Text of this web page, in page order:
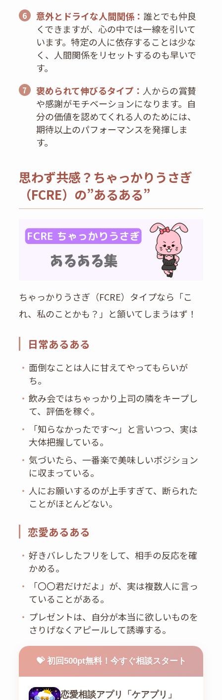
6 意外とドライな人間関係： 誰とでも仲良
くできますが、心の中では一線を引いて
います。特定の人に依存することは少な
く、人間関係をリセットするのも早いで
す。
7 褒められて伸びるタイプ： 人からの賞賛
や感謝がモチベーションになります。自
分の価値を認めてくれる人のためには、
期待以上のパフォーマンスを発揮しま
す。
思わず共感？ちゃっかりうさぎ
（FCRE）の”あるある”
ちゃっかりうさぎ（FCRE）タイプなら「こ
れ、私のことかも？」と頷いてしまうはず！
日常あるある
・ 面倒なことは人に甘えてやってもらいが
ち。
・ 飲み会ではちゃっかり上司の隣をキープし
て、評価を稼ぐ。
・
「知らなかったです〜」と言いつつ、実は
大体把握している。
・ 気づいたら、一番楽で美味しいポジション
に収まっている。
・ 人にお願いするのが上手すぎて、断られた
ことがほとんどない。
恋愛あるある
・ 好きバレしたフリをして、相手の反応を確
かめる。
・
「〇〇君だけだよ」が、実は複数人に言っ
ていることがある。
・ プレゼントは、自分が本当に欲しいものを
さりげなくアピールして誘導する。
💝 初回500pt無料！今すぐ相談スタート
恋愛相談アプリ「ケアプリ」